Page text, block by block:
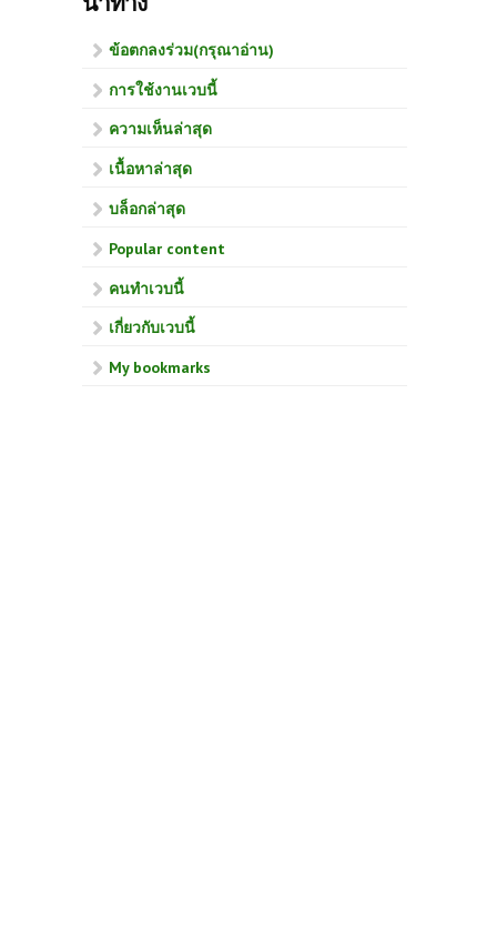
ข้อตกลงร่วม(กรุณาอ่าน)
การใช้งานเวบนี้
ความเห็นล่าสุด
เนื้อหาล่าสุด
บล็อกล่าสุด
Popular content
คนทำเวบนี้
เกี่ยวกับเวบนี้
My bookmarks